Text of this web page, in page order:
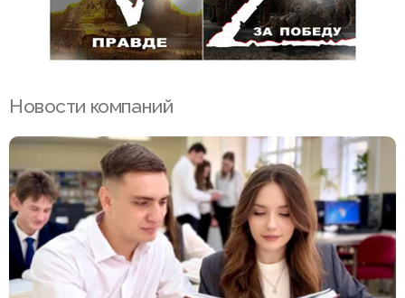
Новости компаний